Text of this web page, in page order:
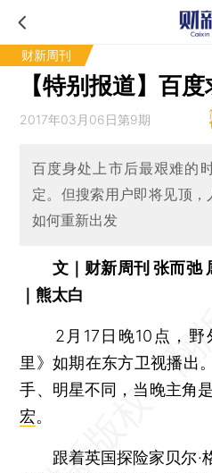
财新周刊
【特别报道】百
2017年03月06日第9期
百度身处上市后最艰难的
定。但搜索用户即将见顶
如何重新出发
文｜财新周刊 张而弛
｜熊太白
2月17日晚10点，野
里》如期在东方卫视播出
手、明星不同，当晚主角
宏。
跟着英国探险家贝尔·